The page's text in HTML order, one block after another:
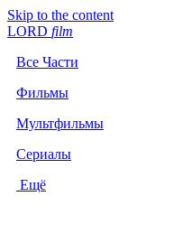
Skip to the content
LORD film
Все Части
Фильмы
Мультфильмы
Сериалы
Ещё